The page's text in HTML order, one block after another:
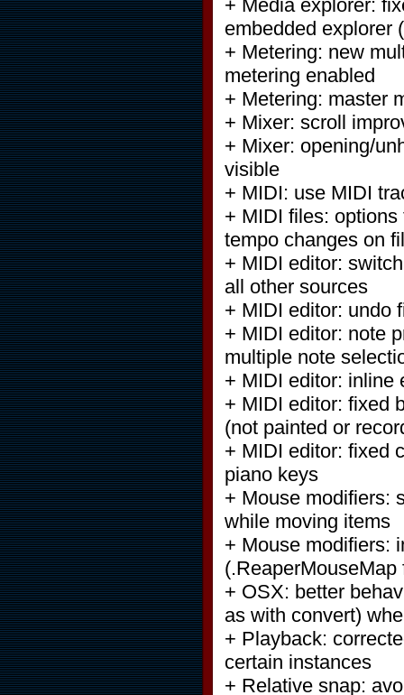
+ Media explorer:
embedded explorer
+ Metering: new
metering enabled
+ Metering: master
+ Mixer: scroll
+ Mixer: opening/
visible
+ MIDI: use MIDI
+ MIDI files:
tempo changes on
+ MIDI editor:
all other sources
+ MIDI editor: undo
+ MIDI editor: note
multiple note
+ MIDI editor: inline
+ MIDI editor: fixed
(not painted or
+ MIDI editor: fixed
piano keys
+ Mouse modifiers:
while moving items
+ Mouse modifiers:
(.ReaperMouseMap
+ OSX: better
as with convert)
+ Playback:
certain instances
+ Relative snap: